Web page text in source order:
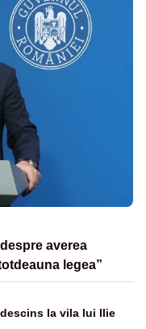
averea
legea”
la vila lui Ilie